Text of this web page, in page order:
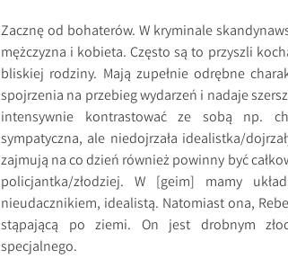
Zacznę od bohaterów. W kryminale
mężczyzna i kobieta. Często są to przyszli
bliskiej rodziny. Mają zupełnie odrębne
spojrzenia na przebieg wydarzeń i nadaje
intensywnie kontrastować ze sobą np.
sympatyczna, ale niedojrzała idealistka/
zajmują na co dzień również powinny być
policjantka/złodziej. W [geim] mamy
nieudacznikiem, idealistą. Natomiast ona,
stąpającą po ziemi. On jest drobnym
specjalnego.